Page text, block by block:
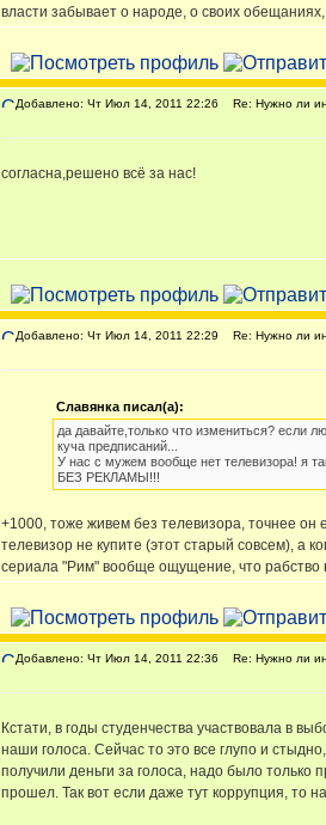
власти забывает о народе, о своих
Добавлено: Чт Июл 14, 2011 22:26 Re: Нужно ли
согласна,решено всё за нас!
Добавлено: Чт Июл 14, 2011 22:29 Re: Нужно ли
Славянка писал(а):
да давайте,только что измениться? если
куча предписаний...
У нас с мужем вообще нет телевизора! я
БЕЗ РЕКЛАМЫ!!!
+1000, тоже живем без телевизора, точнее он
телевизор не купите (этот старый совсем), а
сериала "Рим" вообще ощущение, что рабство
Добавлено: Чт Июл 14, 2011 22:36 Re: Нужно ли
Кстати, в годы студенчества участвовала в
наши голоса. Сейчас то это все глупо и
получили деньги за голоса, надо было только
прошел. Так вот если даже тут коррупция, то